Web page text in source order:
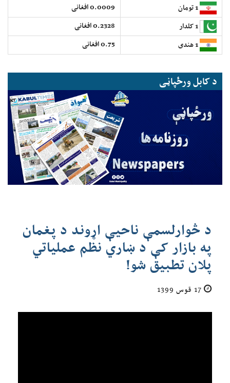
0.0009 افغانی
0.2328 افغانی
0.75 افغانی
د کابل ورځپاڼی
د څوارلسمې ناحیې اړوند د پغمان
په بازار کې د ښاري نظم عملیاتي
پلان تطبیق شو!